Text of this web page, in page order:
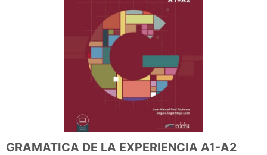
GRAMATICA DE LA EXPERIENCIA A1-A2